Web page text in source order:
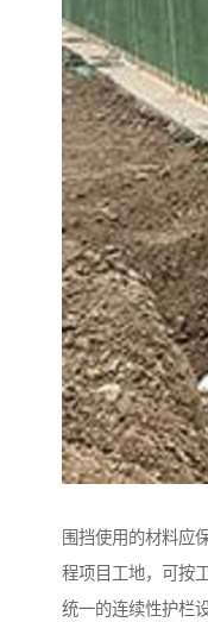
围挡使用的材料应
程项目工地，可按
统一的连续性护栏